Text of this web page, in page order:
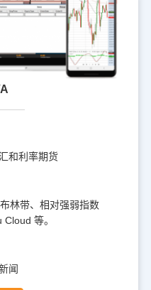
和利率期货
林带、相对强弱指数
等。
闻